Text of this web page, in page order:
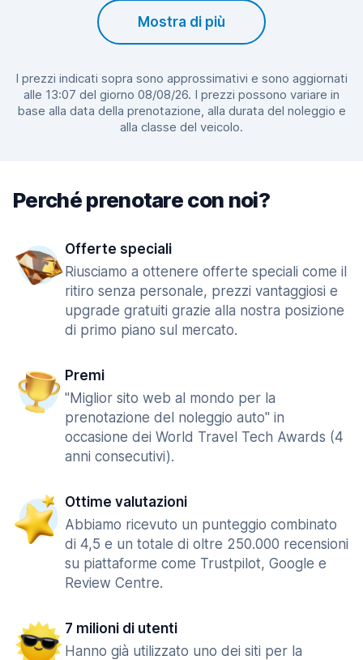
Mostra di più
I prezzi indicati sopra sono approssimativi e sono aggiornati
alle 13:07 del giorno 08/08/26. I prezzi possono variare in
base alla data della prenotazione, alla durata del noleggio e
alla classe del veicolo.
Perché prenotare con noi?
Offerte speciali
Riusciamo a ottenere offerte speciali come il
ritiro senza personale, prezzi vantaggiosi e
upgrade gratuiti grazie alla nostra posizione
di primo piano sul mercato.
Premi
"Miglior sito web al mondo per la
prenotazione del noleggio auto" in
occasione dei World Travel Tech Awards (4
anni consecutivi).
Ottime valutazioni
Abbiamo ricevuto un punteggio combinato
di 4,5 e un totale di oltre 250.000 recensioni
su piattaforme come Trustpilot, Google e
Review Centre.
7 milioni di utenti
Hanno già utilizzato uno dei siti per la